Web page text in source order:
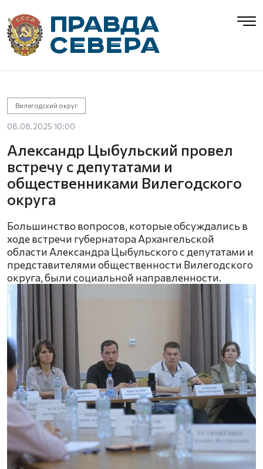
Вилегодский округ
08.08.2025 10:00
Александр Цыбульский провел
встречу с депутатами и
общественниками Вилегодского
округа
Большинство вопросов, которые обсуждались в
ходе встречи губернатора Архангельской
области Александра Цыбульского с депутатами и
представителями общественности Вилегодского
округа, были социальной направленности.